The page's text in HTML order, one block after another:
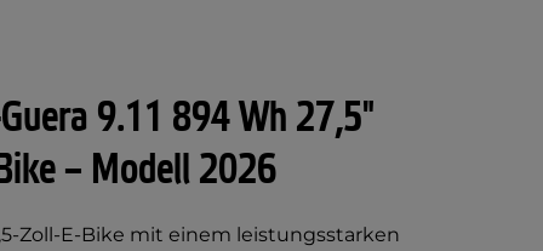
9.11 894 Wh 27,5"
– Modell 2026
Zoll-E-Bike mit einem leistungsstarken